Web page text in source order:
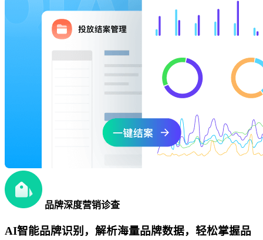
品牌深度营销诊查
AI智能品牌识别，解析海量品牌数据，轻松掌握品